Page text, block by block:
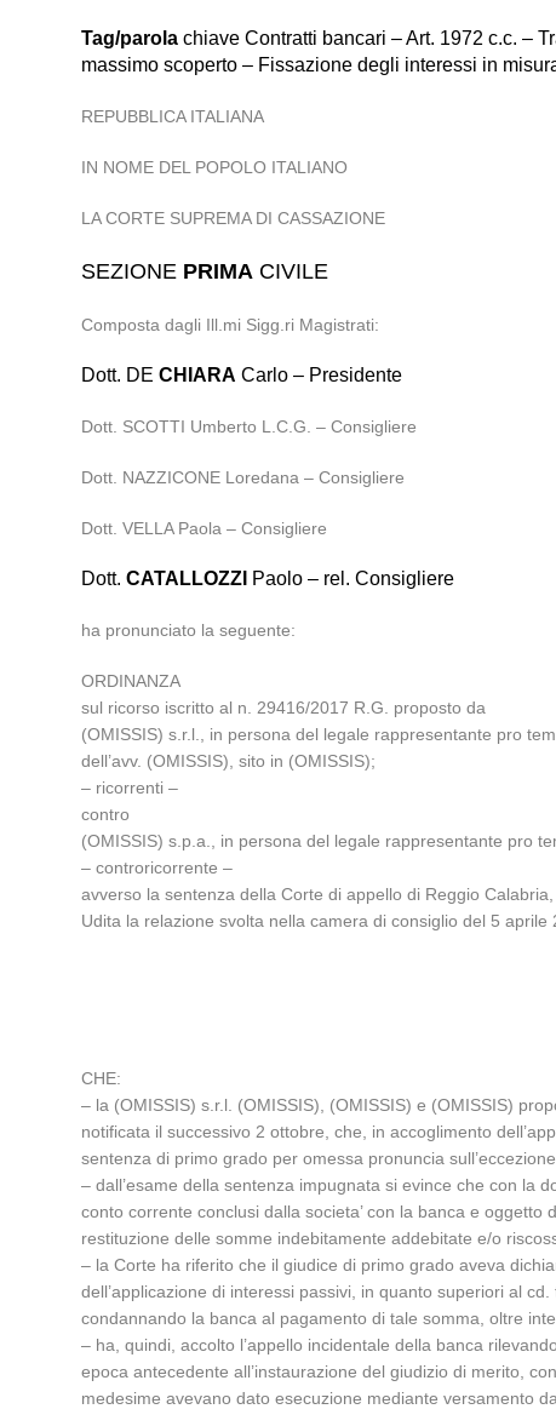
Tag/parola chiave Contratti bancari – Art. 1972 c.c. –
massimo scoperto – Fissazione degli interessi in
REPUBBLICA ITALIANA
IN NOME DEL POPOLO ITALIANO
LA CORTE SUPREMA DI CASSAZIONE
SEZIONE PRIMA CIVILE
Composta dagli Ill.mi Sigg.ri Magistrati:
Dott. DECHIARA Carlo – Presidente
Dott. SCOTTI Umberto L.C.G. – Consigliere
Dott. NAZZICONE Loredana – Consigliere
Dott. VELLA Paola – Consigliere
Dott.CATALLOZZI Paolo – rel. Consigliere
ha pronunciato la seguente:
ORDINANZA
sul ricorso iscritto al n. 29416/2017 R.G. proposto da
(OMISSIS) s.r.l., in persona del legale rappresentante pro
dell’avv. (OMISSIS), sito in (OMISSIS);
– ricorrenti –
contro
(OMISSIS) s.p.a., in persona del legale rappresentante pro
– controricorrente –
avverso la sentenza della Corte di appello di Reggio
Udita la relazione svolta nella camera di consiglio del 5 aprile
CHE:
– la (OMISSIS) s.r.l. (OMISSIS), (OMISSIS) e (OMISSIS)
notificata il successivo 2 ottobre, che, in accoglimento
sentenza di primo grado per omessa pronuncia
– dall’esame della sentenza impugnata si evince che con la
conto corrente conclusi dalla societa’ con la banca e
restituzione delle somme indebitamente addebitate e/o
– la Corte ha riferito che il giudice di primo grado aveva
dell’applicazione di interessi passivi, in quanto superiori al
condannando la banca al pagamento di tale somma, oltre
– ha, quindi, accolto l’appello incidentale della banca
epoca antecedente all’instaurazione del giudizio di merito,
medesime avevano dato esecuzione mediante versamento